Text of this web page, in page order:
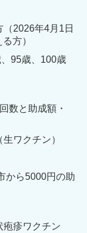
（2026年4月1日
方）
95歳、100歳
数と助成額・
ワクチン）
ら5000円の助
疹ワクチン